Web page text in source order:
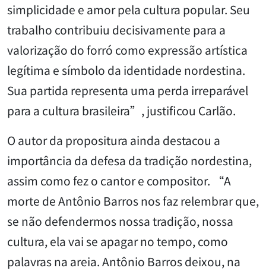
simplicidade e amor pela cultura popular. Seu
trabalho contribuiu decisivamente para a
valorização do forró como expressão artística
legítima e símbolo da identidade nordestina.
Sua partida representa uma perda irreparável
para a cultura brasileira”, justificou Carlão.
O autor da propositura ainda destacou a
importância da defesa da tradição nordestina,
assim como fez o cantor e compositor. “A
morte de Antônio Barros nos faz relembrar que,
se não defendermos nossa tradição, nossa
cultura, ela vai se apagar no tempo, como
palavras na areia. Antônio Barros deixou, na